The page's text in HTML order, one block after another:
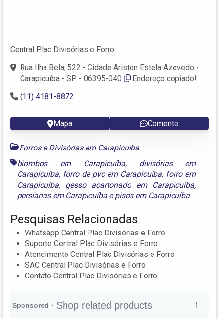
Central Plac Divisórias e Forro
Rua Ilha Bela, 522 - Cidade Ariston Estela Azevedo -
Carapicuíba - SP - 06395-040
Endereço copiado!
(11) 4181-8872
Mapa Comente
Forros e Divisórias em Carapicuíba
biombos em Carapicuíba, divisórias em
Carapicuíba, forro de pvc em Carapicuíba, forro em
Carapicuíba, gesso acartonado em Carapicuíba,
persianas em Carapicuíba episos em Carapicuíba
Pesquisas Relacionadas
Whatsapp Central Plac Divisórias e Forro
Suporte Central Plac Divisórias e Forro
Atendimento Central Plac Divisórias e Forro
SAC Central Plac Divisórias e Forro
Contato Central Plac Divisórias e Forro